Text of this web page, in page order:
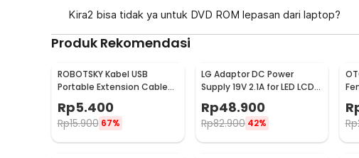
Kira2 bisa tidak ya untuk DVD ROM lepasan dari laptop?
Produk Rekomendasi
ROBOTSKY Kabel USB
Portable Extension Cable
A13
Rp5.400
Rp15.900 67%
LG Adaptor DC Power
Supply 19V 2.1A for LED LCD
Monitor 19V 2.1A 40W -
ADS-40SI-19-3
Rp48.900
Rp82.900 42% Rp